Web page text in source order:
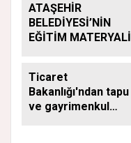
ATAŞEHİR
BELEDİYESİ’NİN
EĞİTİM MATERYALİ
SÜRÜYOR
Ticaret
Bakanlığı'ndan tapu
ve gayrimenkul